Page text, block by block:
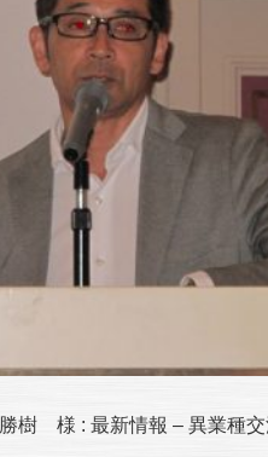
様 : 最新情報 – 異業種交